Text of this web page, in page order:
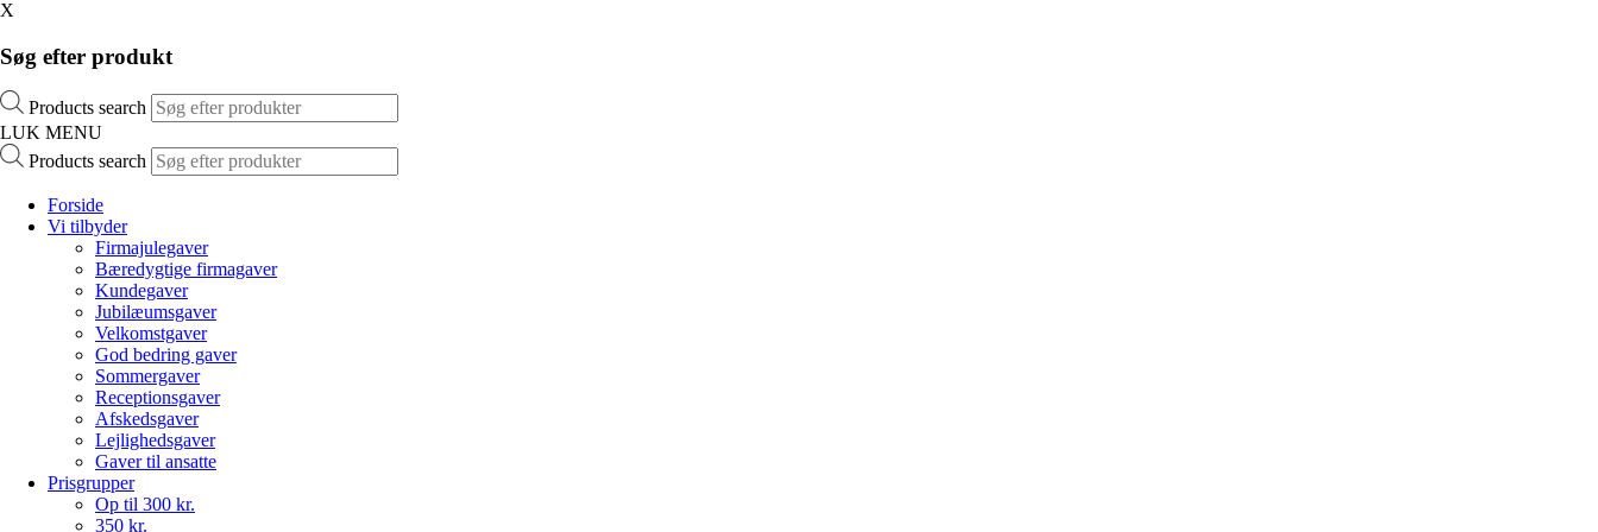
X
Søg efter produkt
Products search
LUK MENU
Products search
Forside
Vi tilbyder
Firmajulegaver
Bæredygtige firmagaver
Kundegaver
Jubilæumsgaver
Velkomstgaver
God bedring gaver
Sommergaver
Receptionsgaver
Afskedsgaver
Lejlighedsgaver
Gaver til ansatte
Prisgrupper
Op til 300 kr.
350 kr.